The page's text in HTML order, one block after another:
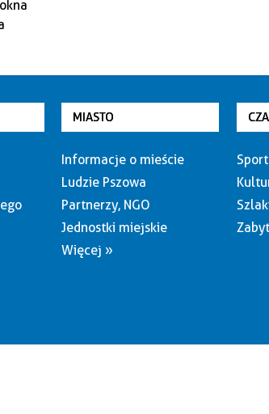
MIASTO
Informacje o mieście
Ludzie Pszowa
Partnerzy, NGO
Jednostki miejskie
Więcej »
Sport